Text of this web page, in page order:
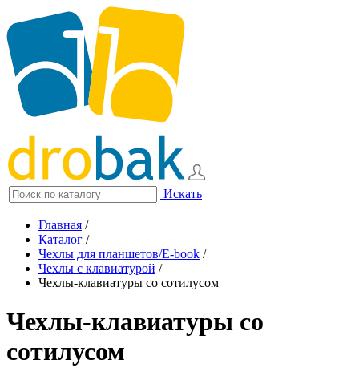
Искать
Главная /
Каталог /
Чехлы для планшетов/E-book /
Чехлы с клавиатурой /
Чехлы-клавиатуры со сотилусом
Чехлы-клавиатуры со
сотилусом